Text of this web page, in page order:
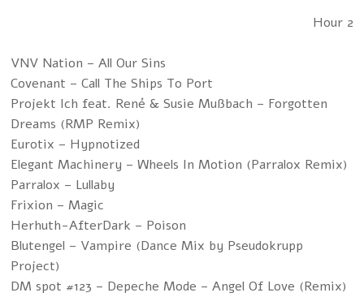
Hour 2
VNV Nation – All Our Sins
Covenant – Call The Ships To Port
Projekt Ich feat. René & Susie Mußbach – Forgotten
Dreams (RMP Remix)
Eurotix – Hypnotized
Elegant Machinery – Wheels In Motion (Parralox Remix)
Parralox – Lullaby
Frixion – Magic
Herhuth-AfterDark – Poison
Blutengel – Vampire (Dance Mix by Pseudokrupp
Project)
DM spot #123 – Depeche Mode – Angel Of Love (Remix)